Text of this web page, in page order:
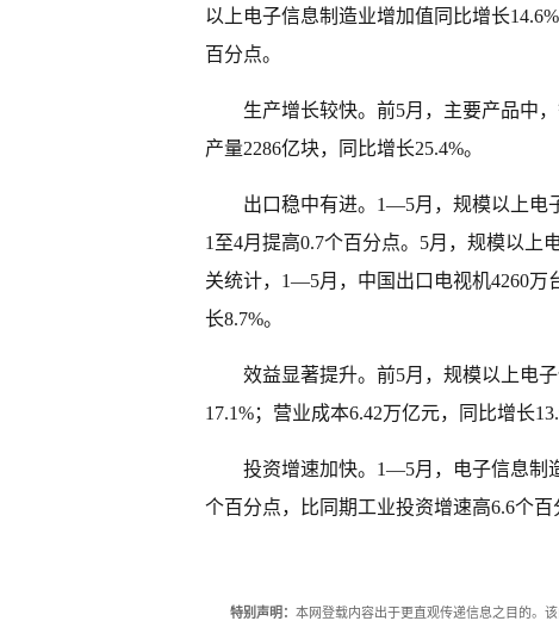
以上电子信息制造业增加值同比增长
百分点。
生产增长较快。前5月，主要产品中
产量2286亿块，同比增长25.4%。
出口稳中有进。1—5月，规模以上电
1至4月提高0.7个百分点。5月，规模以上
关统计，1—5月，中国出口电视机4260万
长8.7%。
效益显著提升。前5月，规模以上电
17.1%；营业成本6.42万亿元，同比增长
投资增速加快。1—5月，电子信息制
个百分点，比同期工业投资增速高6.6个百
特别声明： 本网登载内容出于更直观传递信息之目的。